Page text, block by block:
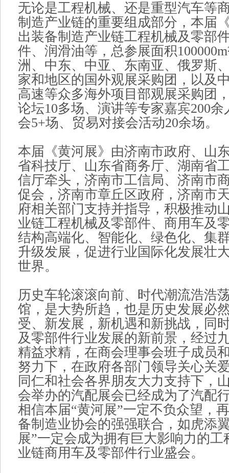
无论是工程机械、还是重型汽车等
制造产业链的重要组成部分，本届
出装备制造产业链工程机械及零部
件、润滑油等，总参展面积
洲、中东、中亚、东南亚、俄罗斯
家和地区的国外观展采购团，以及
高速等众多海外项目部观展采购团
论坛10多场、演讲等专家嘉宾200
会5+场、贸易对接会活动20余场。
本届《黄河展》由济南市政府、山
省科技厅、山东省商务厅、湖南省
信厅牵头，济南市工信局、济南市
促会，济南市章丘区政府，济南市
府相关部门支持并指导，积极推动
业链工程机械及零部件、商用车及
结构高端化、智能化、绿色化、集
升级发展，促进行业国际化发展壮
世界。
历史车轮滚滚向前、时代潮流浩浩
馆，是大势所趋，也是历史发展必
受、新发展，新机遇和新挑战，同
及零部件行业发展的新前景，经过
精益求精，在商会理事会班子成员
努力下，在政府各部门领导关心关
同仁和社会各界朋友大力支持下，
会举办的汽配展会已经成为了汽配
相信本届“黄河展”一定不负众望，
备制造业协会的强强联合，如虎添
展”一定会成为拥有巨大影响力的
业链商用车及零部件行业盛会。